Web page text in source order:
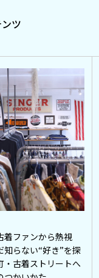
ツ
着ファンから熱視
知らない“好き”を探
・古着ストリートへ